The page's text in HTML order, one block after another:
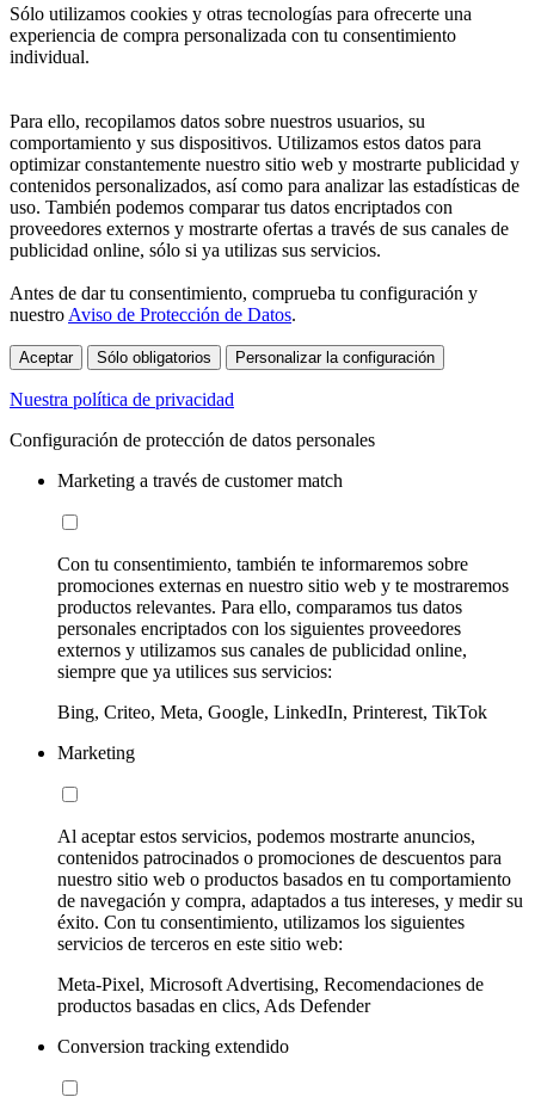
Sólo utilizamos cookies y otras tecnologías para ofrecerte una
experiencia de compra personalizada con tu consentimiento
individual.
Para ello, recopilamos datos sobre nuestros usuarios, su
comportamiento y sus dispositivos. Utilizamos estos datos para
optimizar constantemente nuestro sitio web y mostrarte publicidad y
contenidos personalizados, así como para analizar las estadísticas de
uso. También podemos comparar tus datos encriptados con
proveedores externos y mostrarte ofertas a través de sus canales de
publicidad online, sólo si ya utilizas sus servicios.
Antes de dar tu consentimiento, comprueba tu configuración y
nuestro Aviso de Protección de Datos.
Aceptar Sólo obligatorios Personalizar la configuración
Nuestra política de privacidad
Configuración de protección de datos personales
Marketing a través de customer match
Con tu consentimiento, también te informaremos sobre
promociones externas en nuestro sitio web y te mostraremos
productos relevantes. Para ello, comparamos tus datos
personales encriptados con los siguientes proveedores
externos y utilizamos sus canales de publicidad online,
siempre que ya utilices sus servicios:
Bing, Criteo, Meta, Google, LinkedIn, Printerest, TikTok
Marketing
Al aceptar estos servicios, podemos mostrarte anuncios,
contenidos patrocinados o promociones de descuentos para
nuestro sitio web o productos basados en tu comportamiento
de navegación y compra, adaptados a tus intereses, y medir su
éxito. Con tu consentimiento, utilizamos los siguientes
servicios de terceros en este sitio web:
Meta-Pixel, Microsoft Advertising, Recomendaciones de
productos basadas en clics, Ads Defender
Conversion tracking extendido